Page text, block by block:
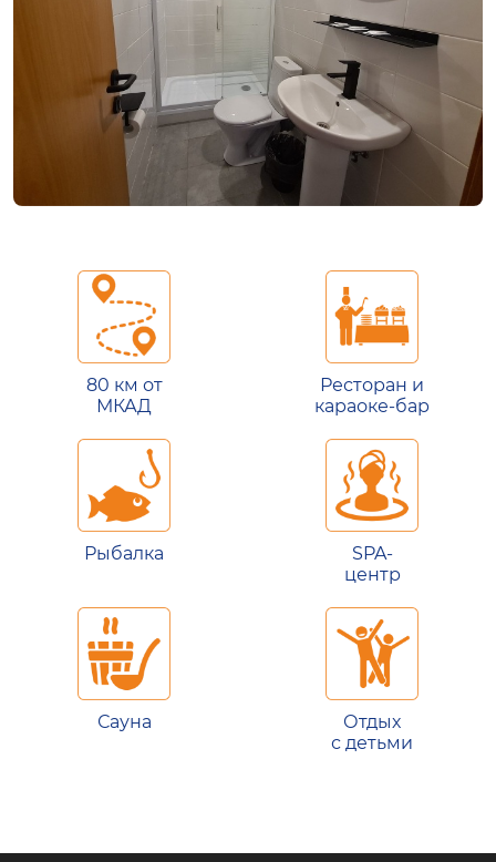
80 км от
МКАД
Ресторан и
караоке-бар
Рыбалка
SPA-
центр
Сауна
Отдых
с детьми